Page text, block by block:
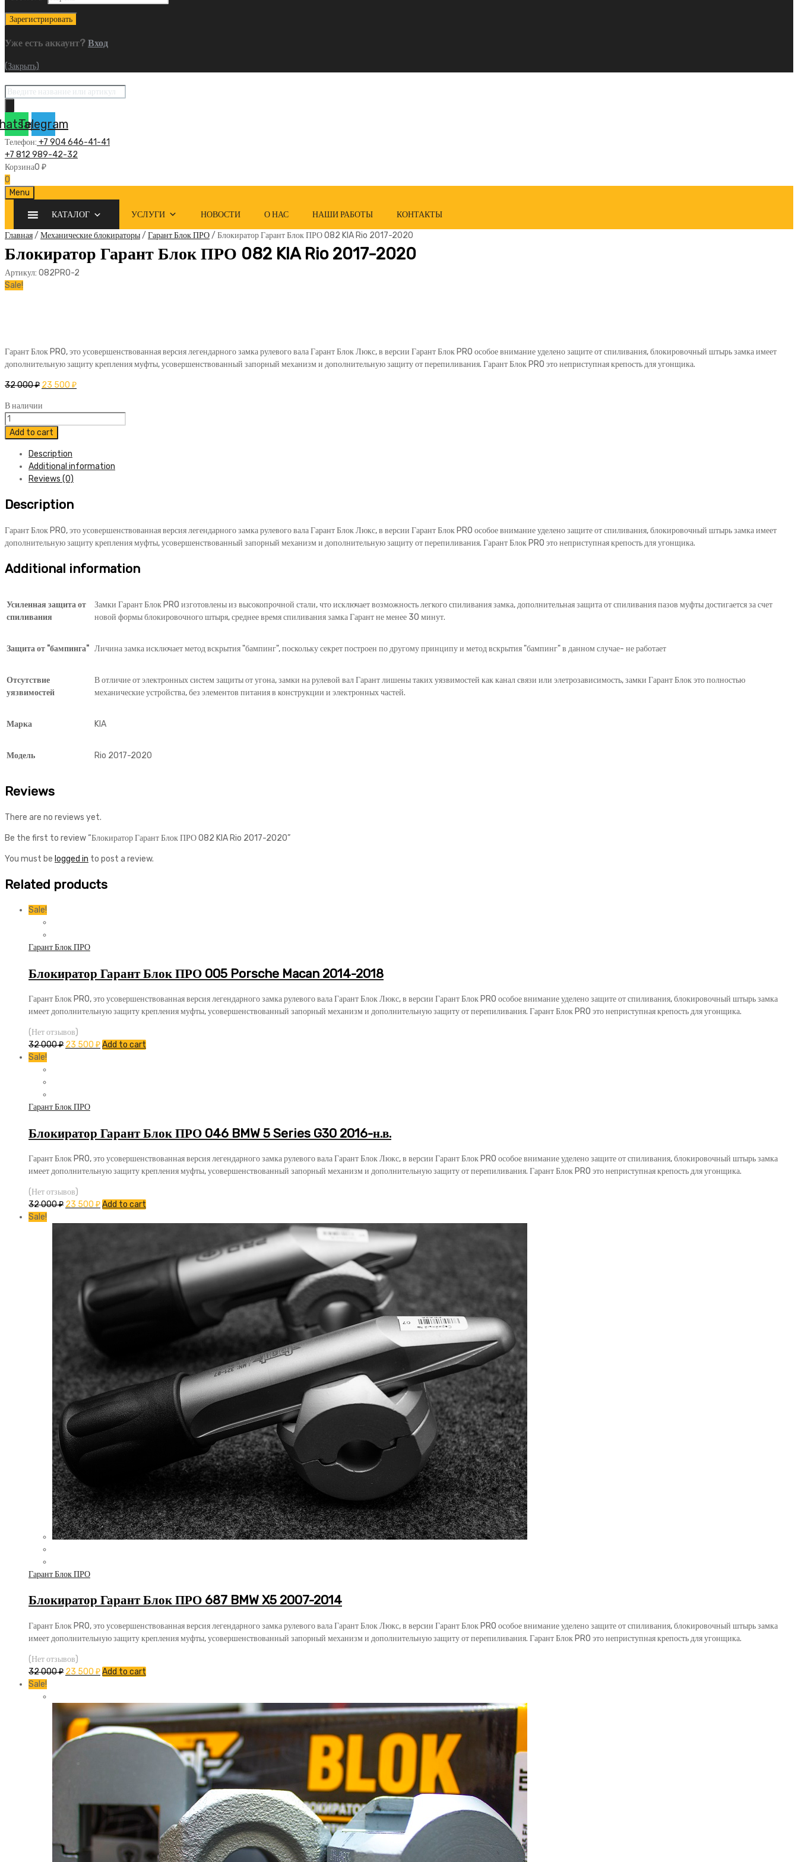
Уже есть аккаунт? Вход
(Закрыть)
Поиск
товаров
Telegram
Телефон: +7 904 646-41-41
+7 812 989-42-32
Корзина0 ₽
0
Skip
content
Menu
КАТАЛОГ УСЛУГИ НОВОСТИ О НАС НАШИ РАБОТЫ КОНТАКТЫ
Главная/ Механические блокираторы/ Гарант Блок ПРО/ Блокиратор Гарант Блок ПРО 082 KIA Rio 2017-2020
Блокиратор Гарант Блок ПРО 082 KIA Rio 2017-2020
Артикул: 082PRO-2
Sale!
Гарант Блок PRO, это усовершенствованная версия легендарного замка рулевого вала Гарант Блок Люкс, в версии Гарант Блок PRO особое внимание уделено защите от спиливания, блокировочный штырь замка имеет
дополнительную защиту крепления муфты, усовершенствованный запорный механизм и дополнительную защиту от перепиливания. Гарант Блок PRO это неприступная крепость для угонщика.
32 000₽ 23 500 ₽
В наличии
Блокиратор
Гарант
Блок
ПРО
082
2017-
quantity
Add to cart
Description
Additional information
Reviews (0)
Description
Гарант Блок PRO, это усовершенствованная версия легендарного замка рулевого вала Гарант Блок Люкс, в версии Гарант Блок PRO особое внимание уделено защите от спиливания, блокировочный штырь замка имеет
дополнительную защиту крепления муфты, усовершенствованный запорный механизм и дополнительную защиту от перепиливания. Гарант Блок PRO это неприступная крепость для угонщика.
Additional information
Усиленная защита от
спиливания
Замки Гарант Блок PRO изготовлены из высокопрочной стали, что исключает возможность легкого спиливания замка, дополнительная защита от спиливания пазов муфты достигается за счет
новой формы блокировочного штыря, среднее время спиливания замка Гарант не менее 30 минут.
Защита от "бампинга" Личина замка исключает метод вскрытия "бампинг", поскольку секрет построен по другому принципу и метод вскрытия "бампинг" в данном случае- не работает
Отсутствие
уязвимостей
В отличие от электронных систем защиты от угона, замки на рулевой вал Гарант лишены таких уязвимостей как канал связи или элетрозависимость, замки Гарант Блок это полностью
механические устройства, без элементов питания в конструкции и электронных частей.
Марка KIA
Модель Rio 2017-2020
Reviews
There are no reviews yet.
Be the first to review “Блокиратор Гарант Блок ПРО 082 KIA Rio 2017-2020”
You must be logged in to post a review.
Related products
Sale!
Гарант Блок ПРО
Блокиратор Гарант Блок ПРО 005 Porsche Macan 2014-2018
Гарант Блок PRO, это усовершенствованная версия легендарного замка рулевого вала Гарант Блок Люкс, в версии Гарант Блок PRO особое внимание уделено защите от спиливания, блокировочный штырь замка
имеет дополнительную защиту крепления муфты, усовершенствованный запорный механизм и дополнительную защиту от перепиливания. Гарант Блок PRO это неприступная крепость для угонщика.
(Нет отзывов)
32 000₽ 23 500 ₽Add to cart
Sale!
Гарант Блок ПРО
Блокиратор Гарант Блок ПРО 046 BMW 5 Series G30 2016-н.в.
Гарант Блок PRO, это усовершенствованная версия легендарного замка рулевого вала Гарант Блок Люкс, в версии Гарант Блок PRO особое внимание уделено защите от спиливания, блокировочный штырь замка
имеет дополнительную защиту крепления муфты, усовершенствованный запорный механизм и дополнительную защиту от перепиливания. Гарант Блок PRO это неприступная крепость для угонщика.
(Нет отзывов)
32 000₽ 23 500 ₽Add to cart
Sale!
Гарант Блок ПРО
Блокиратор Гарант Блок ПРО 687 BMW X5 2007-2014
Гарант Блок PRO, это усовершенствованная версия легендарного замка рулевого вала Гарант Блок Люкс, в версии Гарант Блок PRO особое внимание уделено защите от спиливания, блокировочный штырь замка
имеет дополнительную защиту крепления муфты, усовершенствованный запорный механизм и дополнительную защиту от перепиливания. Гарант Блок PRO это неприступная крепость для угонщика.
(Нет отзывов)
32 000₽ 23 500 ₽Add to cart
Sale!